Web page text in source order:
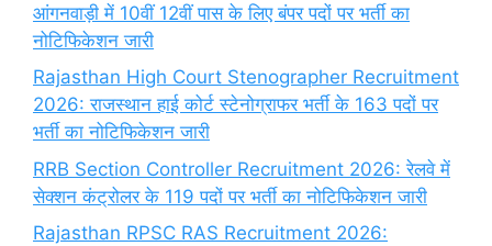
आंगनवाड़ी में 10वीं 12वीं पास के लिए बंपर पदों पर भर्ती का
नोटिफिकेशन जारी
Rajasthan High Court Stenographer Recruitment
2026: राजस्थान हाई कोर्ट स्टेनोग्राफर भर्ती के 163 पदों पर
भर्ती का नोटिफिकेशन जारी
RRB Section Controller Recruitment 2026: रेलवे में
सेक्शन कंट्रोलर के 119 पदों पर भर्ती का नोटिफिकेशन जारी
Rajasthan RPSC RAS Recruitment 2026: